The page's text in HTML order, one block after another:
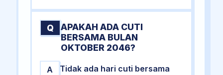
Q
APAKAH ADA CUTI
BERSAMA BULAN
OKTOBER 2046?
A
Tidak ada hari cuti bersama